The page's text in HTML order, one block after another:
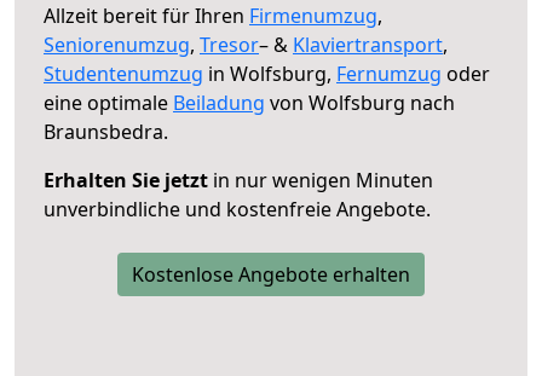
Allzeit bereit für Ihren Firmenumzug,
Seniorenumzug, Tresor– & Klaviertransport,
Studentenumzug in Wolfsburg, Fernumzug oder
eine optimale Beiladung von Wolfsburg nach
Braunsbedra.
Erhalten Sie jetzt in nur wenigen Minuten
unverbindliche und kostenfreie Angebote.
Kostenlose Angebote erhalten